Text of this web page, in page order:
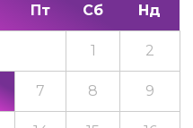
Пт Сб Нд
1 2
7 8 9